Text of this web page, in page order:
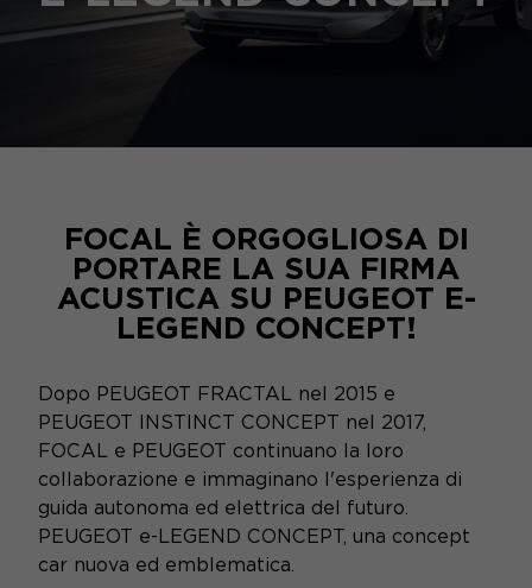
FOCAL È ORGOGLIOSA DI
PORTARE LA SUA FIRMA
ACUSTICA SU PEUGEOT E-
LEGEND CONCEPT!
Dopo PEUGEOT FRACTAL nel 2015 e
PEUGEOT INSTINCT CONCEPT nel 2017,
FOCAL e PEUGEOT continuano la loro
collaborazione e immaginano l'esperienza di
guida autonoma ed elettrica del futuro.
PEUGEOT e-LEGEND CONCEPT, una concept
car nuova ed emblematica.